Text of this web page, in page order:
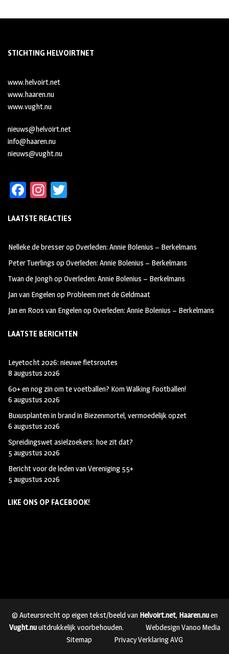
STICHTING HELVOIRTNET
www.helvoirt.net
www.haaren.nu
www.vught.nu
nieuws@helvoirt.net
info@haaren.nu
nieuws@vught.nu
Fa
b
oo
k
In
ag
m
tt
LAATSTE REACTIES
Nelleke de bresseropOverleden: Annie Bolenius – Berkelmans
Peter Tuerlings opOverleden: Annie Bolenius – Berkelmans
Twan de JonghopOverleden: Annie Bolenius – Berkelmans
Jan van Engelenop Probleem met de Geldmaat
Jan en Roos van EngelenopOverleden: Annie Bolenius – Berkelmans
LAATSTE BERICHTEN
Leyetocht 2026: nieuwe fietsroutes
8 augustus 2026
60+ en nog zin om te voetballen? Kom Walking Footballen!
6 augustus 2026
Buxusplanten in brand in Biezenmortel, vermoedelijk opzet
6 augustus 2026
Spreidingswet asielzoekers: hoe zit dat?
5 augustus 2026
Bericht voor de leden van Vereniging 55+
5 augustus 2026
LIKE ONS OP FACEBOOK!
© Auteursrecht op eigen tekst/beeld van Helvoirt.net, Haaren.nuen
Vught.nuuitdrukkelijk voorbehouden.
Webdesign Vanoo Media
Sitemap
Privacy Verklaring AVG